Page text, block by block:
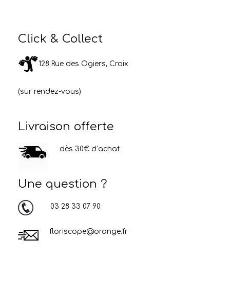
Click & Collect
128 Rue des Ogiers, Croix
(sur rendez-vous)
Livraison offerte
dès 30€ d’achat
Une question ?
03 28 33 07 90
floriscope@orange.fr